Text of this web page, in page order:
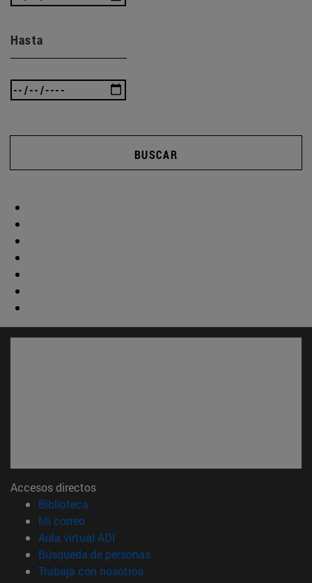
Hasta
BUSCAR
Accesos directos
Biblioteca
Mi correo(abre en nueva ventana)
Aula virtual ADI
Búsqueda de personas(abre en nueva ventana)
Trabaja con nosotros(abre en nueva ventana)